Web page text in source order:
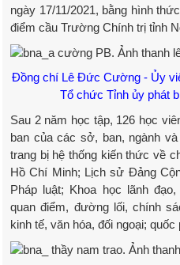
ngày 17/11/2021, bằng hình
điểm cầu Trường Chính trị tỉnh
Đồng chí Lê Đức Cường - Ủy
Tổ chức Tỉnh ủy phát
Sau 2 năm học tập, 126 học
ban của các sở, ban, ngành
trang bị hệ thống kiến thức về
Hồ Chí Minh; Lịch sử Đảng
Pháp luật; Khoa học lãnh
quan điểm, đường lối, chính
kinh tế, văn hóa, đối ngoại; quốc